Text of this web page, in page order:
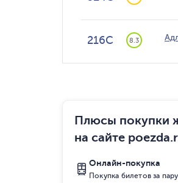
216С 8.3
Плюсы покупки
на сайте
Онлайн-покупка
Покупка билетов за